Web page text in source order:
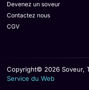
Devenez un soveur
Contactez nous
CGV
Copyright© 2026 Soveur,
Service du Web